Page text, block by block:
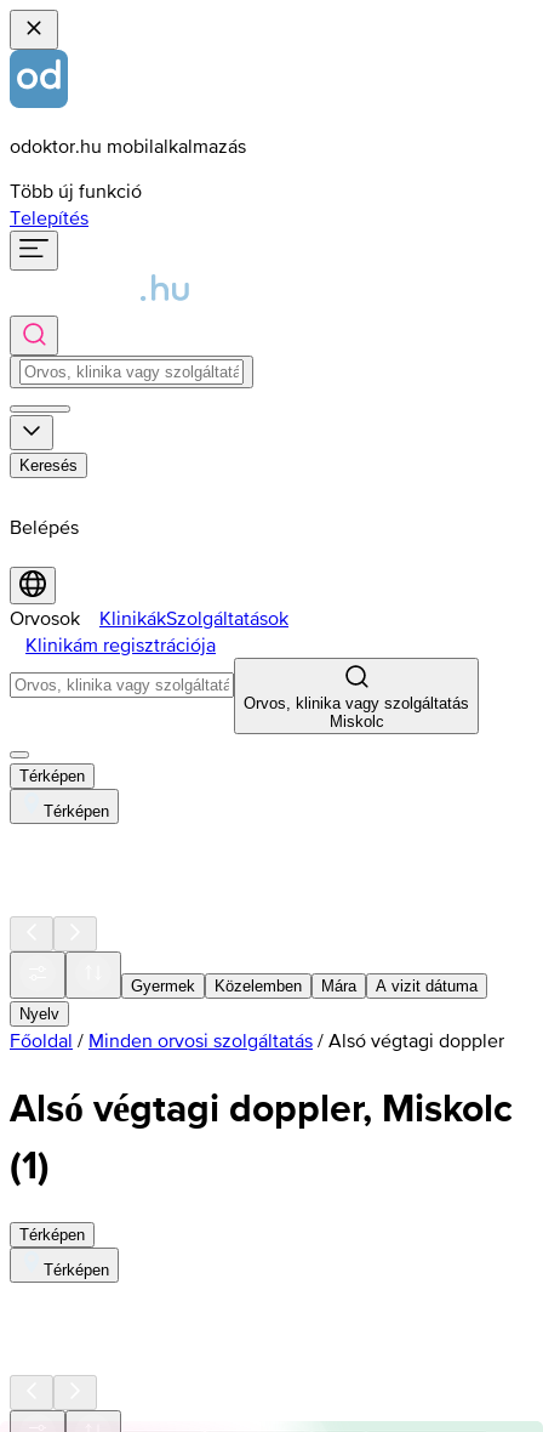
odoktor.hu mobilalkalmazás
Több új funkció
Telepítés
Keresés
Belépés
Orvosok KlinikákSzolgáltatások
Klinikám regisztrációja
Orvos, klinika vagy szolgáltatás
Miskolc
Térképen
Térképen
Gyermek Közelemben Mára
A vizit dátuma
Nyelv
Főoldal / Minden orvosi szolgáltatás / Alsó végtagi doppler
Alsó végtagi doppler, Miskolc
(1)
Térképen
Térképen